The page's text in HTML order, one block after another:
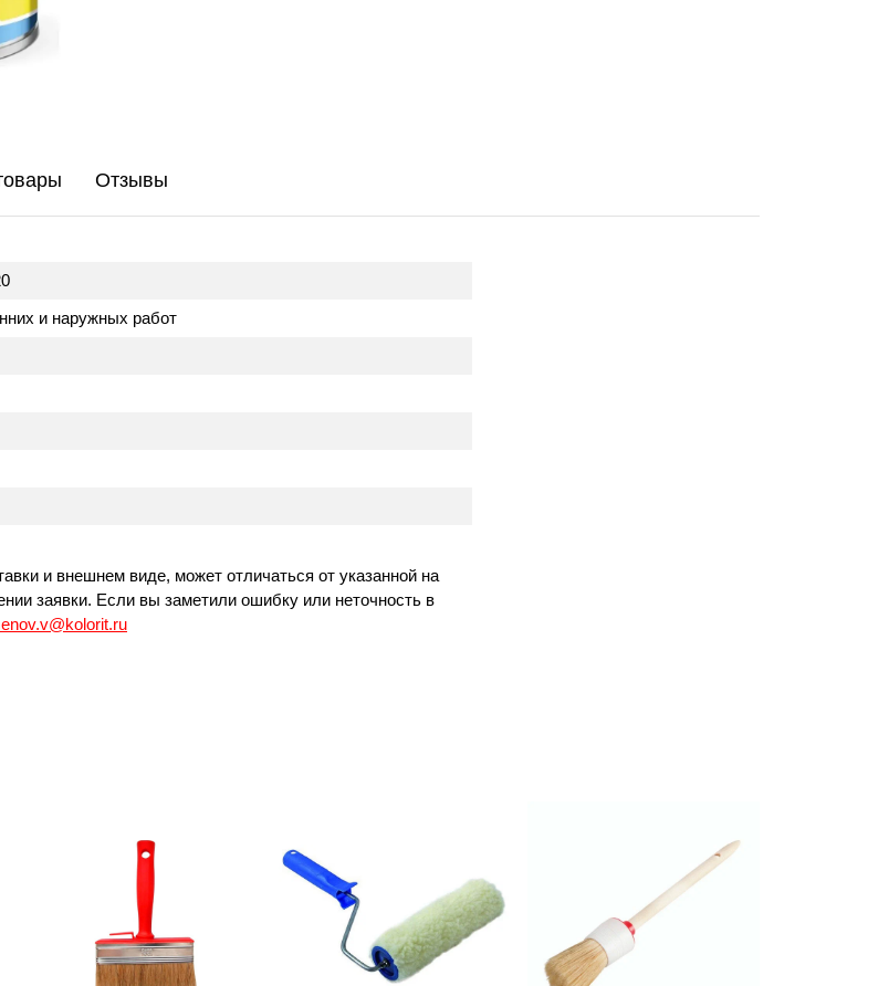
Отзывы
и наружных работ
и внешнем виде, может отличаться от указанной на
заявки. Если вы заметили ошибку или неточность в